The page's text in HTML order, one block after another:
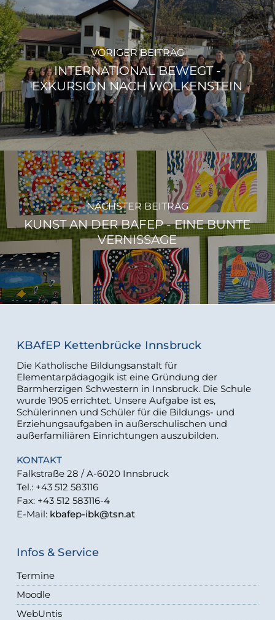
VORIGER BEITRAG
INTERNATIONAL BEWEGT -
EXKURSION NACH WOLKENSTEIN
NÄCHSTER BEITRAG
KUNST AN DER BAFEP - EINE BUNTE
VERNISSAGE
KBAfEP Kettenbrücke Innsbruck
Die Katholische Bildungsanstalt für
Elementarpädagogik ist eine Gründung der
Barmherzigen Schwestern in Innsbruck. Die Schule
wurde 1905 errichtet. Unsere Aufgabe ist es,
Schülerinnen und Schüler für die Bildungs- und
Erziehungsaufgaben in außerschulischen und
außerfamiliären Einrichtungen auszubilden.
KONTAKT
Falkstraße 28 / A-6020 Innsbruck
Tel.: +43 512 583116
Fax: +43 512 583116-4
E-Mail: kbafep-ibk@tsn.at
Infos & Service
Termine
Moodle
WebUntis